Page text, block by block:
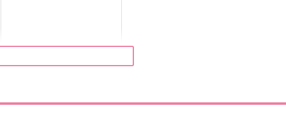
787円（税込） 990